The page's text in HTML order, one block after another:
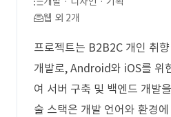
웹 외 2개
프로젝트는 B2B2C 개인 취
개발로, Android와 iOS를 위
여 서버 구축 및 백엔드 개발
술 스택은 개발 언어와 환경